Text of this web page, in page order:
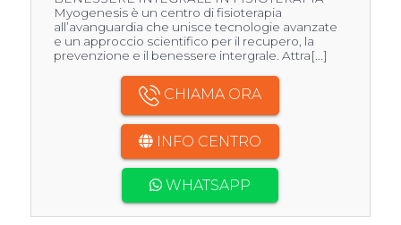
Myogenesis è un centro di fisioterapia
all’avanguardia che unisce tecnologie avanzate
e un approccio scientifico per il recupero, la
prevenzione e il benessere intergrale. Attra[...]
CHIAMA ORA
INFO CENTRO
WHATSAPP